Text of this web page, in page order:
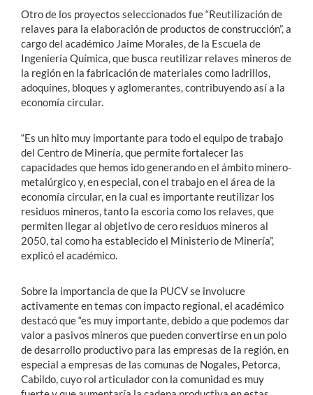
Otro de los proyectos seleccionados fue “Reutilización de
relaves para la elaboración de productos de construcción”, a
cargo del académico Jaime Morales, de la Escuela de
Ingeniería Química, que busca reutilizar relaves mineros de
la región en la fabricación de materiales como ladrillos,
adoquines, bloques y aglomerantes, contribuyendo así a la
economía circular.
“Es un hito muy importante para todo el equipo de trabajo
del Centro de Minería, que permite fortalecer las
capacidades que hemos ido generando en el ámbito minero-
metalúrgico y, en especial, con el trabajo en el área de la
economía circular, en la cual es importante reutilizar los
residuos mineros, tanto la escoria como los relaves, que
permiten llegar al objetivo de cero residuos mineros al
2050, tal como ha establecido el Ministerio de Minería”,
explicó el académico.
Sobre la importancia de que la PUCV se involucre
activamente en temas con impacto regional, el académico
destacó que “es muy importante, debido a que podemos dar
valor a pasivos mineros que pueden convertirse en un polo
de desarrollo productivo para las empresas de la región, en
especial a empresas de las comunas de Nogales, Petorca,
Cabildo, cuyo rol articulador con la comunidad es muy